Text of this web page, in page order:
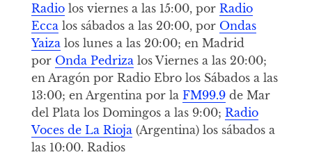
Radiolos viernes a las 15:00, por Radio
Ecca los sábados a las 20:00, por Ondas
Yaiza los lunes a las 20:00; en Madrid
por Onda Pedriza los Viernes a las 20:00;
en Aragón por Radio Ebro los Sábados a las
13:00; en Argentina por la FM99.9de Mar
del Plata los Domingos a las 9:00; Radio
Voces de La Rioja (Argentina) los sábados a
las 10:00. Radios